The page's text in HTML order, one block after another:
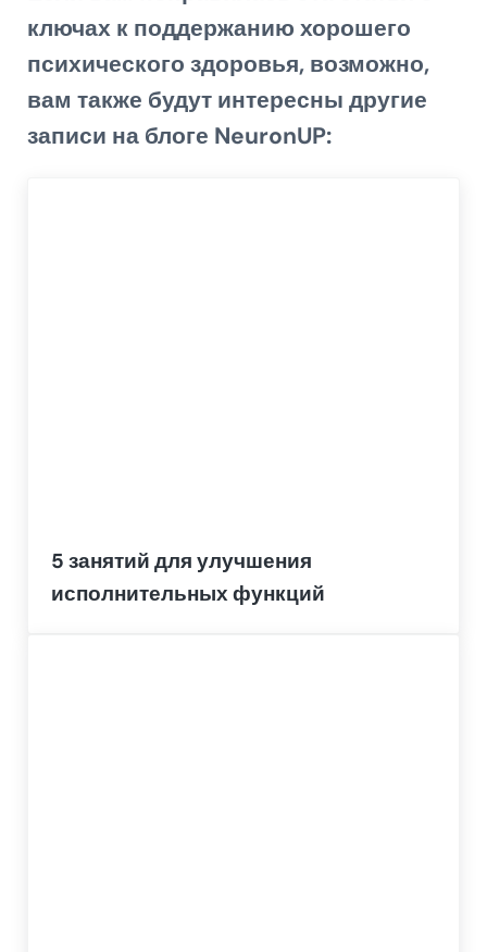
ключах к поддержанию хорошего
психического здоровья,возможно,
вам также будут интересны другие
записи на блоге NeuronUP:
5 занятий для улучшения
исполнительных функций